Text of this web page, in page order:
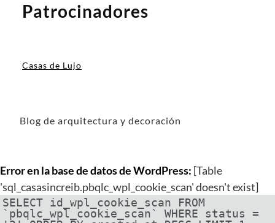
Patrocinadores
Casas de Lujo
Blog de arquitectura y decoración
Error en la base de datos de WordPress: [Table
'sql_casasincreib.pbqlc_wpl_cookie_scan' doesn't exist]
SELECT id_wpl_cookie_scan FROM
`pbqlc_wpl_cookie_scan` WHERE status =